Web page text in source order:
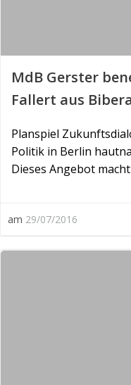
MdB Gerster
Fallert aus
Planspiel
Politik in Berlin
Dieses Angebot
am 29/07/2016